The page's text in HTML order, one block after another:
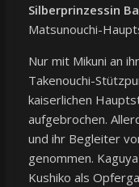
Silberprinzessin
Matsunouchi-
Nur mit Mikuni an
Takenouchi-
kaiserlichen
aufgebrochen.
und ihr Begleiter
genommen.
Kushiko als